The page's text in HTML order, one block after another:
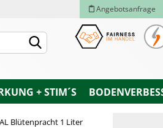
Angebotsanfrage
+ STIM´S
Blütenpracht 1 Liter